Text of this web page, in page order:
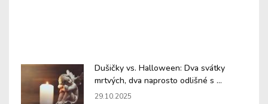
Dušičky vs. Halloween: Dva svátky
mrtvých, dva naprosto odlišné s ...
29.10.2025